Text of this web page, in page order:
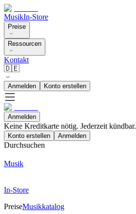
MusikIn-Store
Preise
Ressourcen
Kontakt
🇩🇪
Anmelden Konto erstellen
Anmelden
Keine Kreditkarte nötig. Jederzeit kündbar.
Konto erstellen Anmelden
Durchsuchen
Musik
In-Store
PreiseMusikkatalog